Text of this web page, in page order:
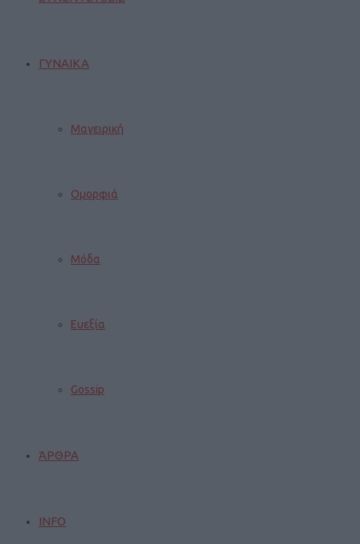
ΓΥΝΑΙΚΑ
Μαγειρική
Ομορφιά
Μόδα
Ευεξία
Gossip
ΆΡΘΡΑ
INFO